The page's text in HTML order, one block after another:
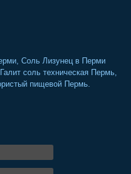
Соль Лизунец в Перми
соль техническая Пермь,
пищевой Пермь.